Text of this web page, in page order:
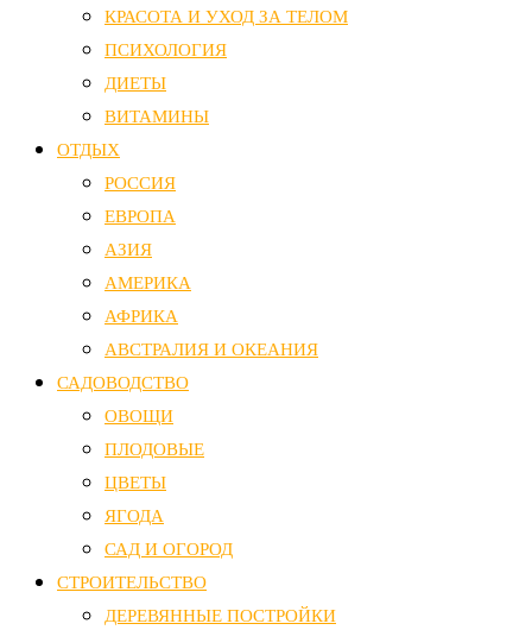
КРАСОТА И УХОД ЗА ТЕЛОМ
ПСИХОЛОГИЯ
ДИЕТЫ
ВИТАМИНЫ
ОТДЫХ
РОССИЯ
ЕВРОПА
АЗИЯ
АМЕРИКА
АФРИКА
АВСТРАЛИЯ И ОКЕАНИЯ
САДОВОДСТВО
ОВОЩИ
ПЛОДОВЫЕ
ЦВЕТЫ
ЯГОДА
САД И ОГОРОД
СТРОИТЕЛЬСТВО
ДЕРЕВЯННЫЕ ПОСТРОЙКИ